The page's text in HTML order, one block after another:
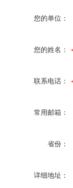
您的单位：
您的姓名：
联系电话：
常用邮箱：
省份：
详细地址：